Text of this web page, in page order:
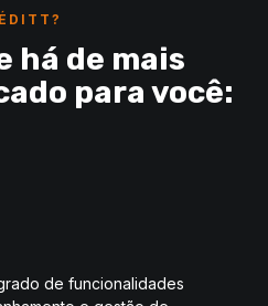
há de mais
para você:
de funcionalidades